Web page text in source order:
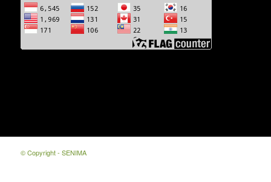
© Copyright - SENIMA